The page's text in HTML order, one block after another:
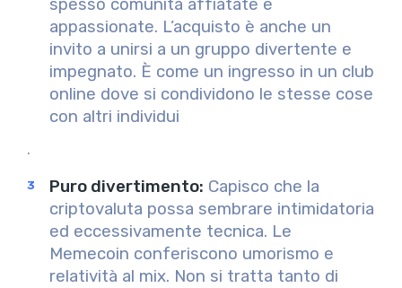
spesso comunità affiatate e
appassionate. L’acquisto è anche un
invito a unirsi a un gruppo divertente e
impegnato. È come un ingresso in un club
online dove si condividono le stesse cose
con altri individui
.
Puro divertimento: Capisco che la
criptovaluta possa sembrare intimidatoria
ed eccessivamente tecnica. Le
Memecoin conferiscono umorismo e
relatività al mix. Non si tratta tanto di